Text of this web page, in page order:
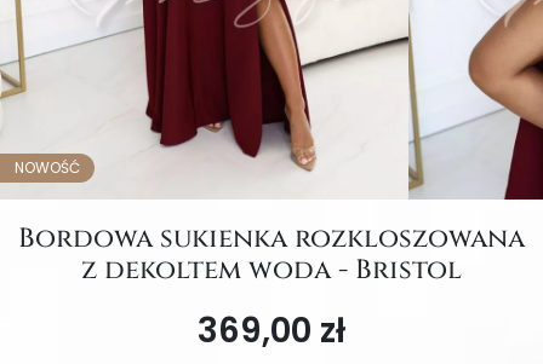
NOWOŚĆ
Bordowa sukienka rozkloszowana
z dekoltem woda - Bristol
369,00 zł